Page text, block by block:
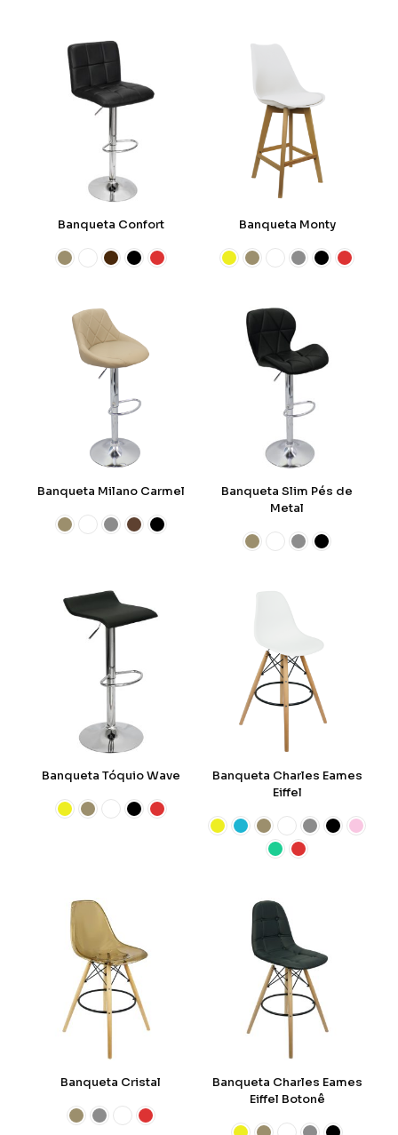
Banqueta Confort Banqueta Monty
Banqueta Milano Carmel
Banqueta Slim Pés de
Metal
Banqueta Tóquio Wave
Banqueta Charles Eames
Eiffel
Banqueta Cristal
Banqueta Charles Eames
Eiffel Botonê